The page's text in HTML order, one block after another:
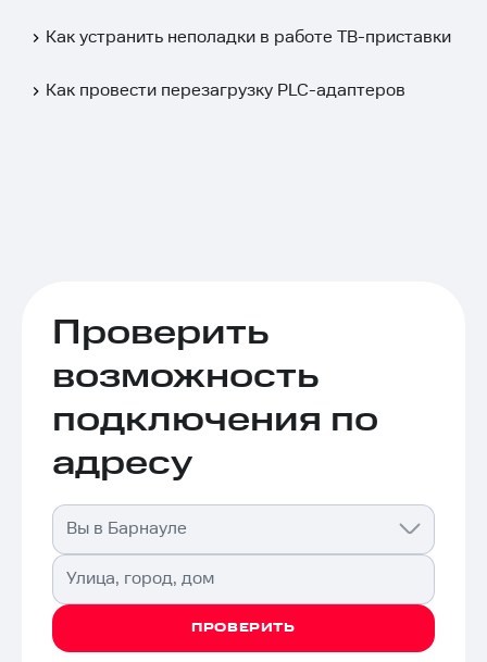
Как устранить неполадки в работе ТВ-приставки
Как провести перезагрузку PLC-адаптеров
Проверить
возможность
подключения по
адресу
Вы в Барнауле
Улица, город, дом
ПРОВЕРИТЬ